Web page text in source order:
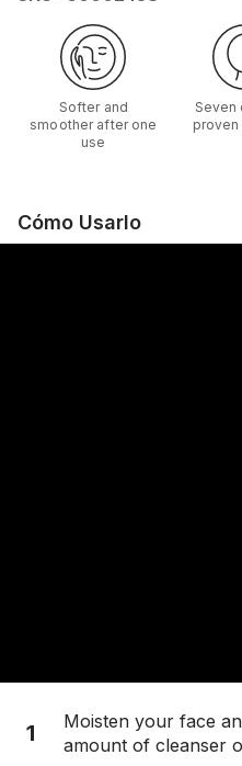
Softer and
smoother after one
use
Seven
Cómo Usarlo
1
Moisten your face
amount of cleanser